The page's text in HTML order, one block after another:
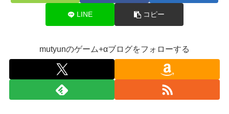
とーーーーーーーーにおもんない！！！！」→炎上
ロロの演劇のせいで2人も無駄死ににwwww
【画像】石川佳純さん(31)の体、エッッッッッッッッッッッ
ッッッッッッ！
【速報】熊本イオンモール、爆発の原因は『これ』の可能性
LINE コピー
mutyunのゲーム+αブログをフォローする